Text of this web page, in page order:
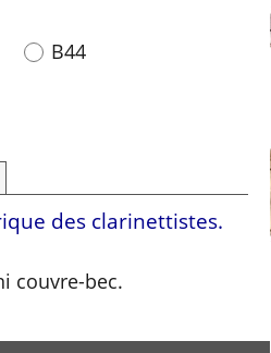
B44
des clarinettistes.
couvre-bec.